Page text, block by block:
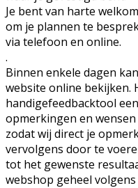
Je bent van harte
om je plannen te
via telefoon en online.
.
Binnen enkele dagen
website online bekijken.
handigefeedbacktool
opmerkingen en
zodat wij direct je
vervolgens door te
tot het gewenste
webshop geheel